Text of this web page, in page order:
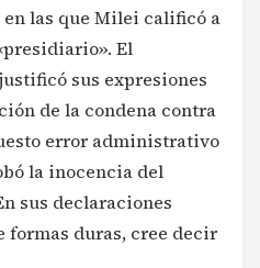
las que Milei calificó a
El
sus expresiones
de la condena contra
error administrativo
la inocencia del
sus declaraciones
formas duras, cree decir